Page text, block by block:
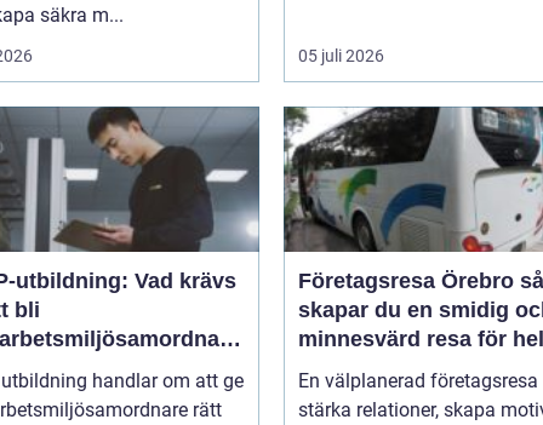
säkra m...
05 juli 2026
utbildning: Vad krävs
bli
handlar om att ge
rätt
Företagsresa Örebro så
skapar du en smidig
minnesvärd resa för
teamet
En välplanerad företagsresa
stärka relationer, skapa